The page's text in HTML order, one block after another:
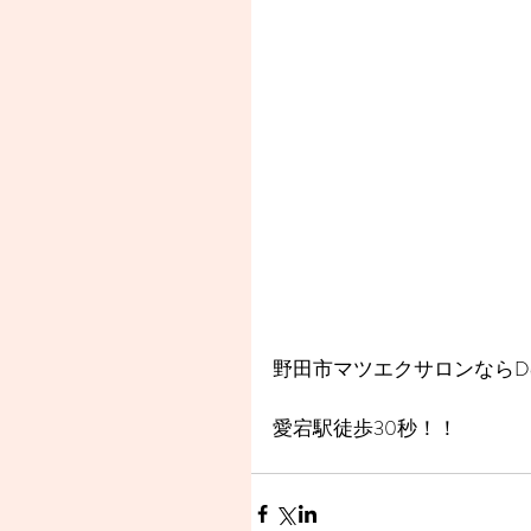
野田市マツエクサロンなら
愛宕駅徒歩30秒！！